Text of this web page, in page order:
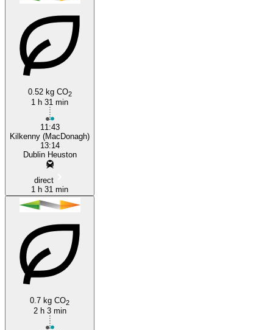
Kilkenny
0.52 kg CO2
1 h 31 min
11:43
Kilkenny (MacDonagh)
13:14
Dublin Heuston
direct
1 h 31 min
0.7 kg CO2
2 h 3 min